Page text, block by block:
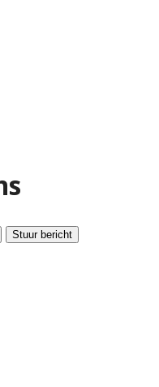
Stuur bericht